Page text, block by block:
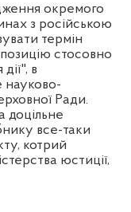
окремого
з російською
термін
стосовно
в
науково-
Ради.
доцільне
все-таки
котрий
юстиції,